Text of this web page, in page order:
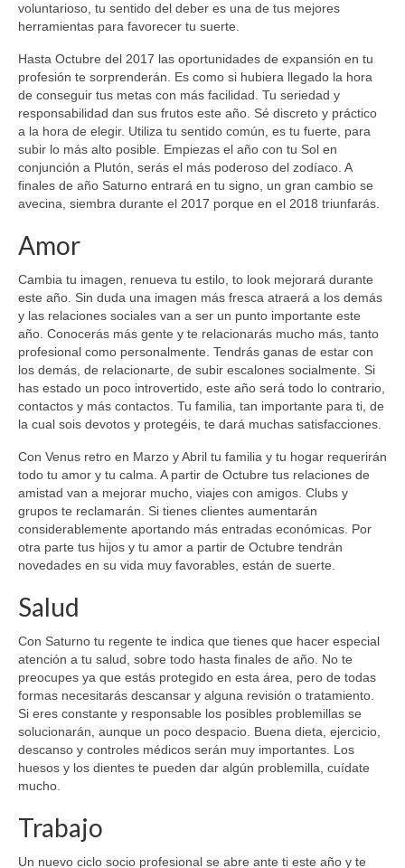
voluntarioso, tu sentido del deber es una de tus mejores
herramientas para favorecer tu suerte.
Hasta Octubre del 2017 las oportunidades de expansión en tu
profesión te sorprenderán. Es como si hubiera llegado la hora
de conseguir tus metas con más facilidad. Tu seriedad y
responsabilidad dan sus frutos este año. Sé discreto y práctico
a la hora de elegir. Utiliza tu sentido común, es tu fuerte, para
subir lo más alto posible. Empiezas el año con tu Sol en
conjunción a Plutón, serás el más poderoso del zodíaco. A
finales de año Saturno entrará en tu signo, un gran cambio se
avecina, siembra durante el 2017 porque en el 2018 triunfarás.
Amor
Cambia tu imagen, renueva tu estilo, to look mejorará durante
este año. Sin duda una imagen más fresca atraerá a los demás
y las relaciones sociales van a ser un punto importante este
año. Conocerás más gente y te relacionarás mucho más, tanto
profesional como personalmente. Tendrás ganas de estar con
los demás, de relacionarte, de subir escalones socialmente. Si
has estado un poco introvertido, este año será todo lo contrario,
contactos y más contactos. Tu familia, tan importante para ti, de
la cual sois devotos y protegéis, te dará muchas satisfacciones.
Con Venus retro en Marzo y Abril tu familia y tu hogar requerirán
todo tu amor y tu calma. A partir de Octubre tus relaciones de
amistad van a mejorar mucho, viajes con amigos. Clubs y
grupos te reclamarán. Si tienes clientes aumentarán
considerablemente aportando más entradas económicas. Por
otra parte tus hijos y tu amor a partir de Octubre tendrán
novedades en su vida muy favorables, están de suerte.
Salud
Con Saturno tu regente te indica que tienes que hacer especial
atención a tu salud, sobre todo hasta finales de año. No te
preocupes ya que estás protegido en esta área, pero de todas
formas necesitarás descansar y alguna revisión o tratamiento.
Si eres constante y responsable los posibles problemillas se
solucionarán, aunque un poco despacio. Buena dieta, ejercicio,
descanso y controles médicos serán muy importantes. Los
huesos y los dientes te pueden dar algún problemilla, cuídate
mucho.
Trabajo
Un nuevo ciclo socio profesional se abre ante ti este año y te